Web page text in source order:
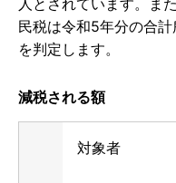
人とされています。ま
民税は令和5年分の合
を判定します。
減税される額
対象者